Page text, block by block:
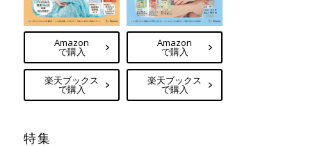
Amazon
で購入
楽天ブックス
で購入
Amazon
で購入
楽天ブックス
で購入
特集